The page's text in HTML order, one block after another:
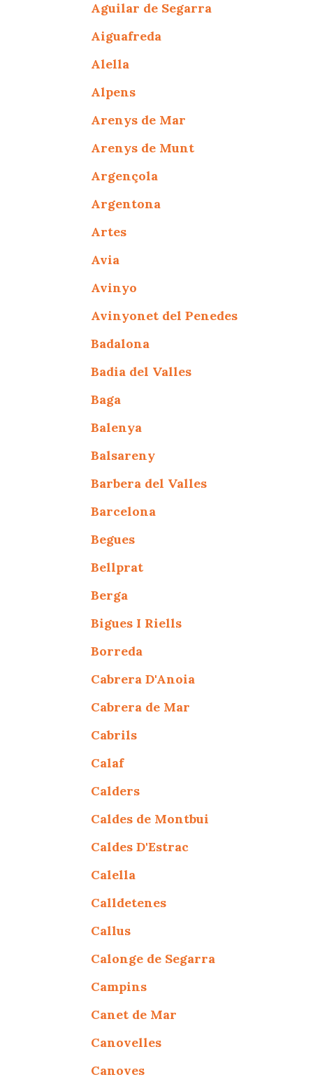
Aguilar de Segarra
Aiguafreda
Alella
Alpens
Arenys de Mar
Arenys de Munt
Argençola
Argentona
Artes
Avia
Avinyo
Avinyonet del Penedes
Badalona
Badia del Valles
Baga
Balenya
Balsareny
Barbera del Valles
Barcelona
Begues
Bellprat
Berga
Bigues I Riells
Borreda
Cabrera D'Anoia
Cabrera de Mar
Cabrils
Calaf
Calders
Caldes de Montbui
Caldes D'Estrac
Calella
Calldetenes
Callus
Calonge de Segarra
Campins
Canet de Mar
Canovelles
Canoves